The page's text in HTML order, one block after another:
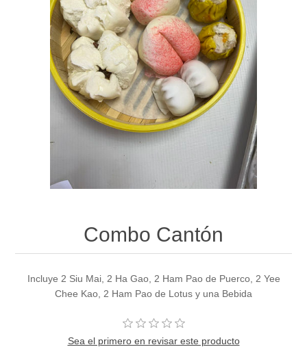
Combo Cantón
Incluye 2 Siu Mai, 2 Ha Gao, 2 Ham Pao de Puerco, 2 Yee
Chee Kao, 2 Ham Pao de Lotus y una Bebida
Sea el primero en revisar este producto